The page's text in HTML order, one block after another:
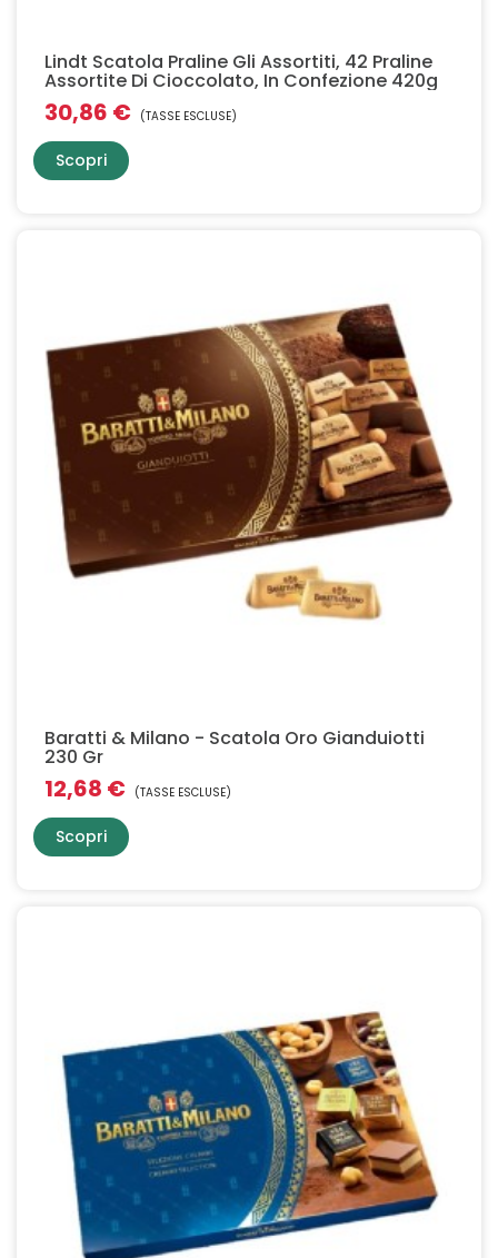
Lindt Scatola Praline Gli Assortiti, 42 Praline
Assortite Di Cioccolato, In Confezione 420g
30,86 € (TASSE ESCLUSE)
Scopri
Baratti & Milano - Scatola Oro Gianduiotti
230 Gr
12,68 € (TASSE ESCLUSE)
Scopri